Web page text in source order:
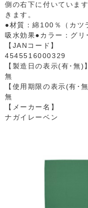
側の右下に付いていま
きます。
●材質：綿100％（カツ
吸水効果●カラー：グリ
【JANコード】
4545516000329
【製造日の表示(有･無)】
無
【使用期限の表示(有･無
無
【メーカー名】
ナガイレーベン